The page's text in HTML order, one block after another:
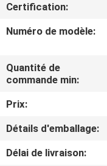
PROPOS
DE
NOUS
VISITE
L'USINE
Certification:
Numéro de modèle:
Quantité de
commande min:
Prix:
Détails d'emballage:
Délai de livraison: